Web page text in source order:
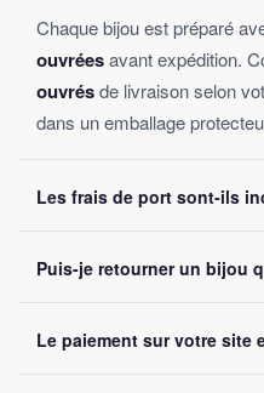
Chaque bijou est préparé
ouvréesavant expédition.
ouvrésde livraison selon
dans un emballage
Les frais de port sont-ils
sans montant minimum
48 heures ouvrées.
Puis-je retourner un bijou
le retourner.
question posée.
Le paiement sur votre site